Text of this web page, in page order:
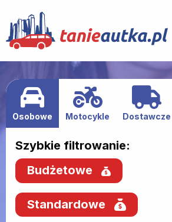
Osobowe Motocykle Dostawcze
Szybkie filtrowanie:
Budżetowe
Standardowe